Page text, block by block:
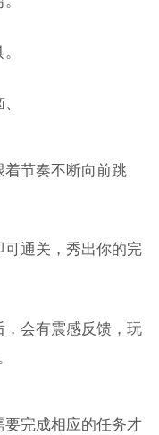
着节奏不断向前跳
通关，秀出你的完
会有震感反馈，玩
完成相应的任务才